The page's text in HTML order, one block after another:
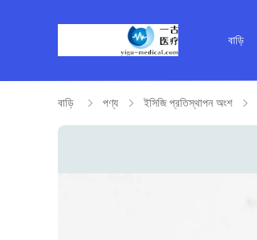
বাড়ি
বাড়ি পণ্য ইসিজি প্রতিস্থাপন অংশ